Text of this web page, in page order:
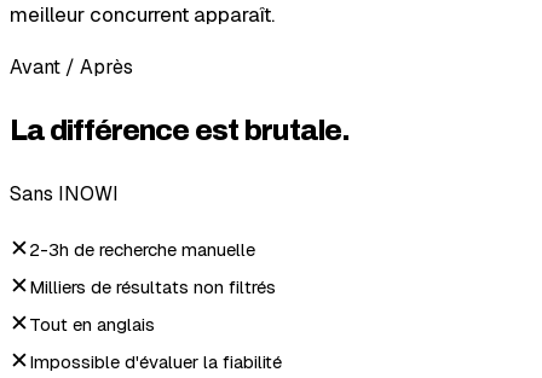
meilleur concurrent apparaît.
Avant / Après
La différence est brutale.
Sans INOWI
✕2-3h de recherche manuelle
✕Milliers de résultats non filtrés
✕Tout en anglais
✕Impossible d'évaluer la fiabilité